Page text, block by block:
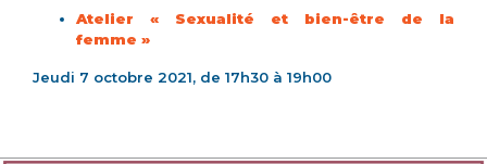
Atelier « Sexualité et bien-être de la
femme »
Jeudi 7 octobre 2021, de 17h30 à 19h00